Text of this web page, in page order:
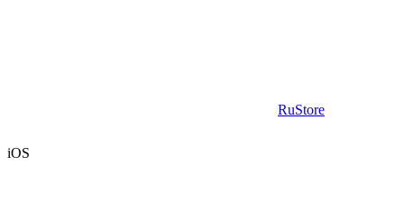
RuStore
iOS